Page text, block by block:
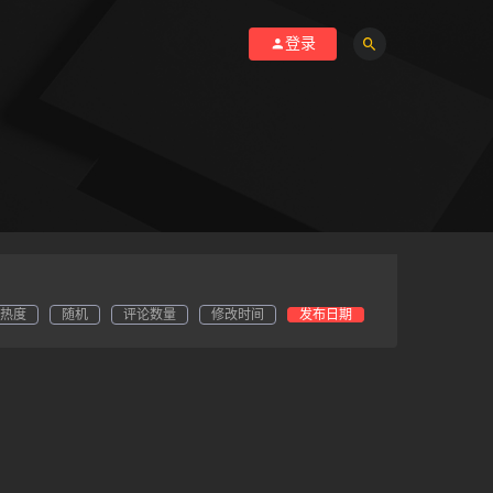
登录
发布日期
修改时间
评论数量
随机
热度